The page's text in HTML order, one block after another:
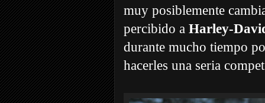
muy posiblemente
percibido a Harley-
durante mucho tiempo
hacerles una seria